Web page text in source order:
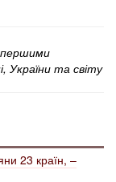
України та світу
23 країн, –